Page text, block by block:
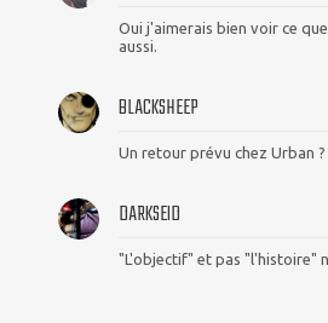
Oui j'aimerais bien voir ce
aussi.
BLACKSHEEP
Un retour prévu chez Urban ?
DARKSEID
"L'objectif" et pas "l'histoire"